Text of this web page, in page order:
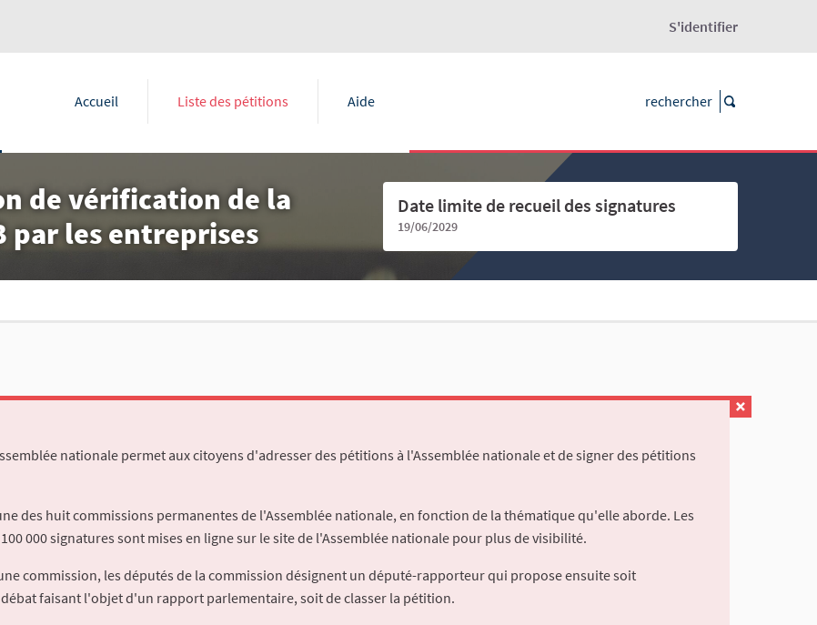
S'identifier
Accueil Liste des pétitions Aide
de vérification de la
par les entreprises
Date limite de recueil des signatures
19/06/2029
nationale permet aux citoyens d'adresser des pétitions à l'Assemblée nationale et de signer des pétitions
des huit commissions permanentes de l'Assemblée nationale, en fonction de la thématique qu'elle aborde. Les
000 signatures sont mises en ligne sur le site de l'Assemblée nationale pour plus de visibilité.
commission, les députés de la commission désignent un député-rapporteur qui propose ensuite soit
faisant l'objet d'un rapport parlementaire, soit de classer la pétition.